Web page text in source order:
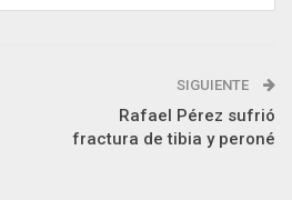
SIGUIENTE
Rafael Pérez sufrió
fractura de tibia y peroné